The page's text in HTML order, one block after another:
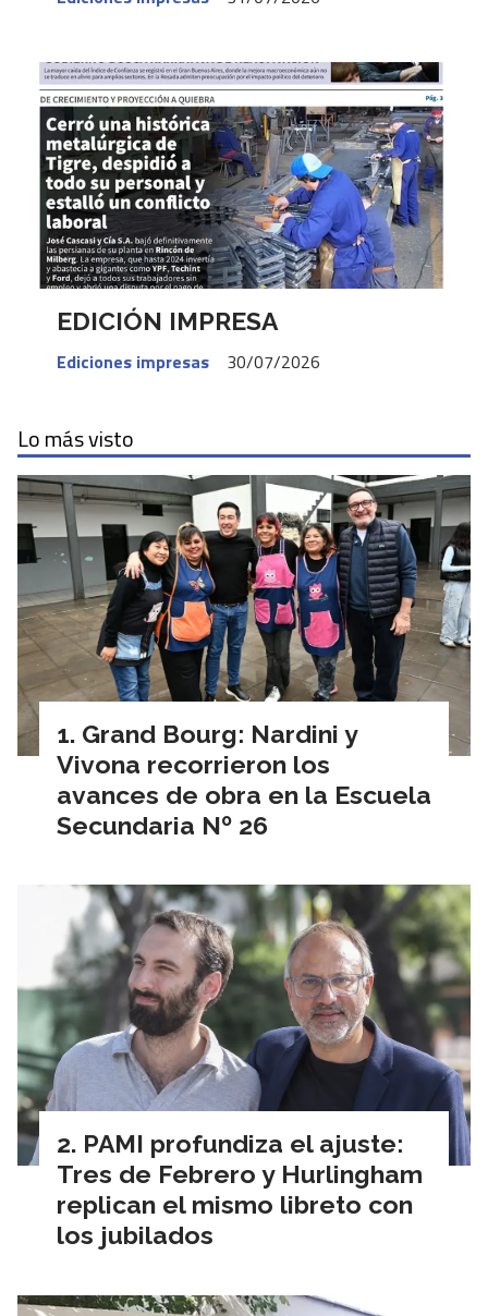
EDICIÓN IMPRESA
Ediciones impresas 30/07/2026
Lo más visto
Grand Bourg: Nardini y
Vivona recorrieron los
avances de obra en la Escuela
Secundaria Nº 26
PAMI profundiza el ajuste:
Tres de Febrero y Hurlingham
replican el mismo libreto con
los jubilados